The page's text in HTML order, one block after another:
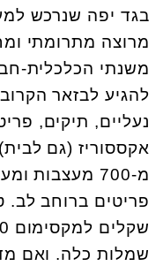
בגד יפה שנרכש
מרוצה מתרומתי
משנתי הכלכלית-
להגיע לבזאר
נעליים, תיקים,
אקססוריז (גם
שמלות כלה. ואם